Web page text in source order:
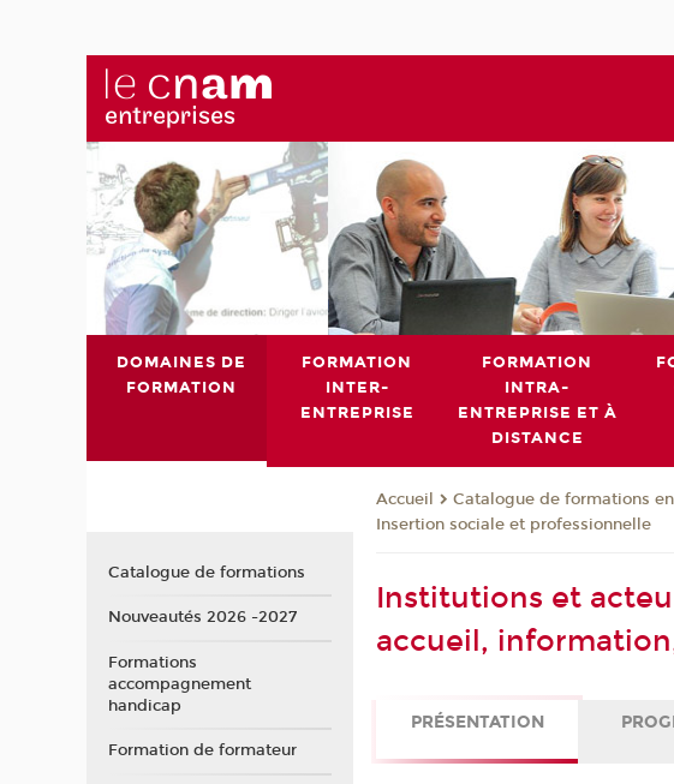
DOMAINES DE
FORMATION
FORMATION
INTER-
ENTREPRISE
FORMATION
INTRA-
ENTREPRISE ET À
DISTANCE
Accueil
Catalogue de formations
Insertion sociale et professionnelle
Institutions et
accueil,
PRÉSENTATION
Catalogue de formations
Nouveautés 2026 -2027
Formations
accompagnement
handicap
Formation de formateur